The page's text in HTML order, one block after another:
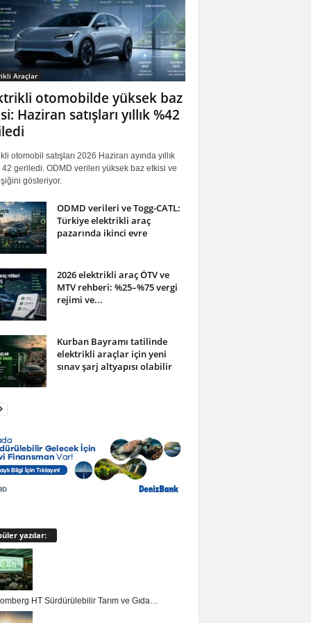
Araçlar
otomobilde yüksek baz
Haziran satışları yıllık %42
otomobil satışları 2026 Haziran ayında yıllık
geriledi. ODMD verileri yüksek baz etkisi ve
gösteriyor.
ODMD verileri ve Togg-CATL:
Türkiye elektrikli araç
pazarında ikinci evre
2026 elektrikli araç ÖTV ve
MTV rehberi: %25–%75 vergi
rejimi ve...
Kurban Bayramı tatilinde
elektrikli araçlar için yeni
sınav şarj altyapısı olabilir
yazılar:
HT Sürdürülebilir Tarım ve Gıda…